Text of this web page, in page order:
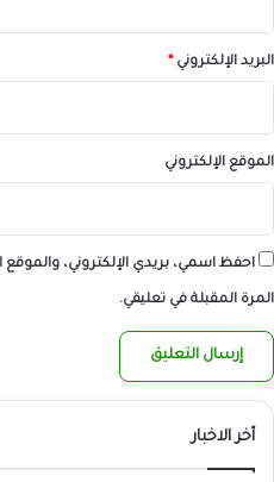
البريد الإلكتروني*
الموقع الإلكتروني
احفظ اسمي، بريدي الإلكتروني،
المرة المقبلة في تعليقي.
أخر الاخبار